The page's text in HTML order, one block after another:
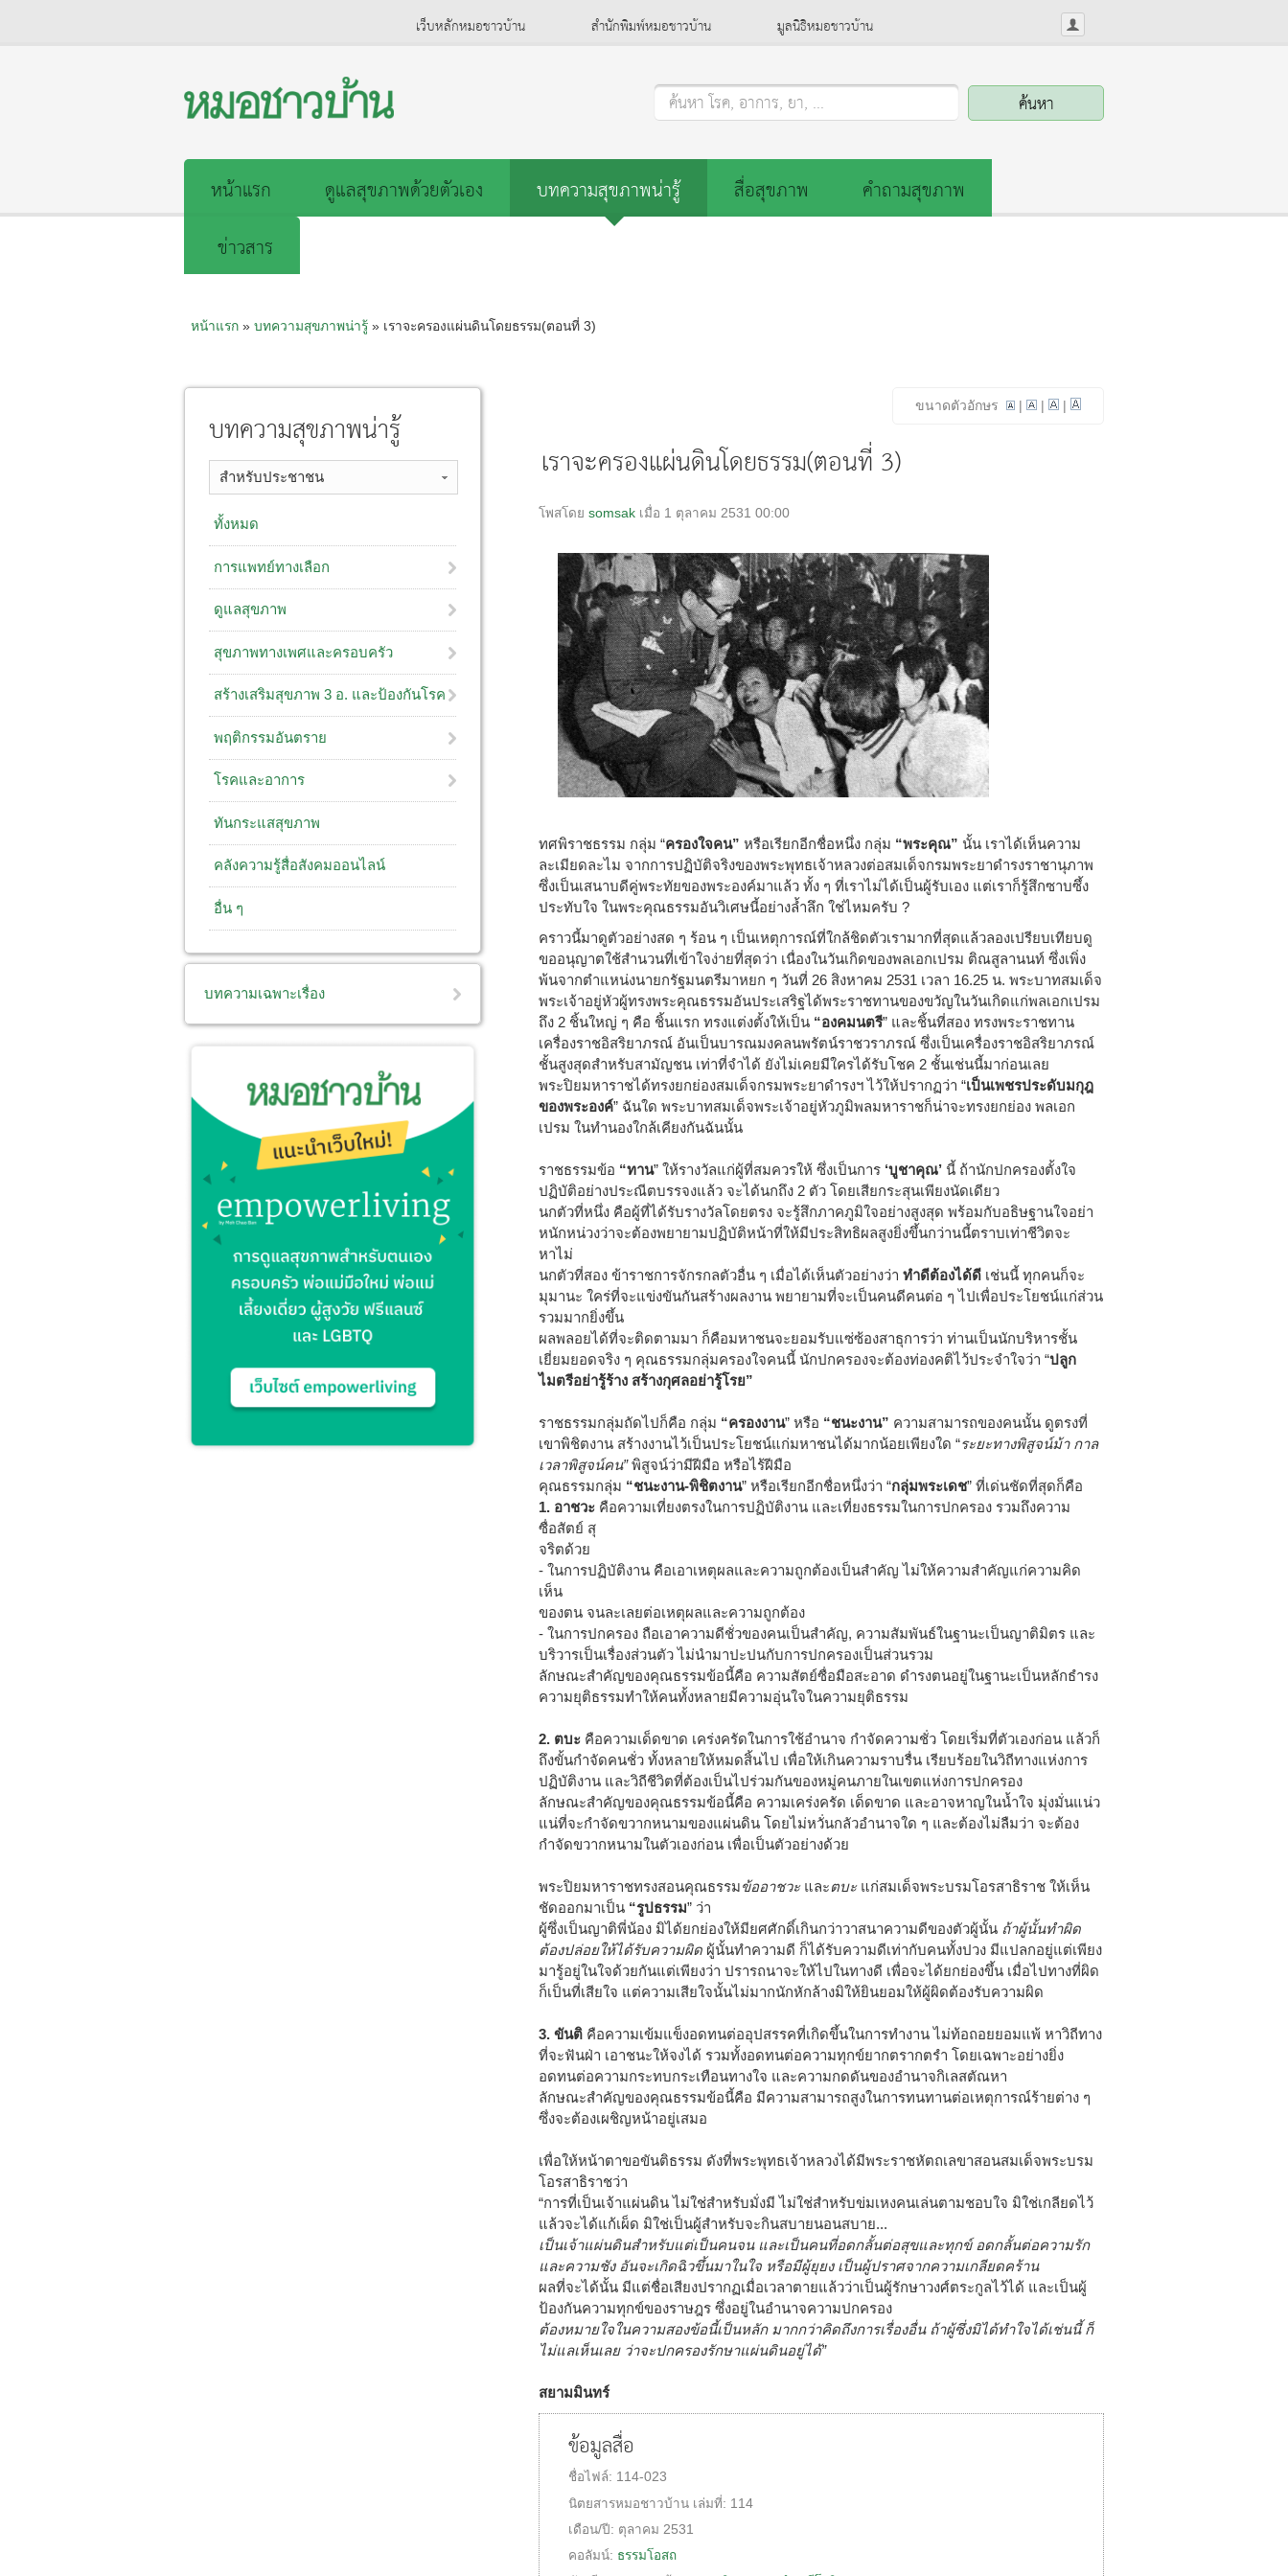
เว็บหลักหมอชาวบ้าน สำนักพิมพ์หมอชาวบ้าน มูลนิธิหมอชาวบ้าน
ค้นหา โรค, อาการ, ยา, ...
หน้าแรก ดูแลสุขภาพด้วยตัวเอง บทความสุขภาพน่ารู้ สื่อสุขภาพ
คำถามสุขภาพ
ข่าวสาร
หน้าแรก» บทความสุขภาพน่ารู้» เราจะครองแผ่นดินโดยธรรม(ตอนที่ 3)
ขนาดตัวอักษร | | |
เราจะครองแผ่นดินโดยธรรม(ตอนที่ 3)
โพสโดย somsak เมื่อ 1 ตุลาคม 2531 00:00
ทศพิราชธรรม กลุ่ม “ครองใจคน” หรือเรียกอีกชื่อหนึ่ง กลุ่ม “พระคุณ” นั้น เราได้เห็นความ
ละเมียดละไม จากการปฏิบัติจริงของพระพุทธเจ้าหลวงต่อสมเด็จกรมพระยาดำรงราชานุภาพ
ซึ่งเป็นเสนาบดีคู่พระทัยของพระองค์มาแล้ว ทั้ง ๆ ที่เราไม่ได้เป็นผู้รับเอง แต่เราก็รู้สึกซาบซึ้ง
ประทับใจ ในพระคุณธรรมอันวิเศษนี้อย่างล้ำลึก ใช่ไหมครับ ?
คราวนี้มาดูตัวอย่างสด ๆ ร้อน ๆ เป็นเหตุการณ์ที่ใกล้ชิดตัวเรามากที่สุดแล้วลองเปรียบเทียบดู
ขออนุญาตใช้สำนวนที่เข้าใจง่ายที่สุดว่า เนื่องในวันเกิดของพลเอกเปรม ติณสูลานนท์ ซึ่งเพิ่ง
พ้นจากตำแหน่งนายกรัฐมนตรีมาหยก ๆ วันที่ 26 สิงหาคม 2531 เวลา 16.25 น. พระบาทสมเด็จ
พระเจ้าอยู่หัวผู้ทรงพระคุณธรรมอันประเสริฐได้พระราชทานของขวัญในวันเกิดแก่พลเอกเปรม
ถึง 2 ชิ้นใหญ่ ๆ คือ ชิ้นแรก ทรงแต่งตั้งให้เป็น “องคมนตรี” และชิ้นที่สอง ทรงพระราชทาน
เครื่องราชอิสริยาภรณ์ อันเป็นบารณมงคลนพรัตน์ราชวราภรณ์ ซึ่งเป็นเครื่องราชอิสริยาภรณ์
ชั้นสูงสุดสำหรับสามัญชน เท่าที่จำได้ ยังไม่เคยมีใครได้รับโชค 2 ชั้นเช่นนี้มาก่อนเลย
พระปิยมหาราชได้ทรงยกย่องสมเด็จกรมพระยาดำรงฯ ไว้ให้ปรากฏว่า “เป็นเพชรประดับมกุฎ
ของพระองค์” ฉันใด พระบาทสมเด็จพระเจ้าอยู่หัวภูมิพลมหาราชก็น่าจะทรงยกย่อง พลเอก
เปรม ในทำนองใกล้เคียงกันฉันนั้น
ราชธรรมข้อ “ทาน” ให้รางวัลแก่ผู้ที่สมควรให้ ซึ่งเป็นการ ‘บูชาคุณ’ นี้ ถ้านักปกครองตั้งใจ
ปฏิบัติอย่างประณีตบรรจงแล้ว จะได้นกถึง 2 ตัว โดยเสียกระสุนเพียงนัดเดียว
นกตัวที่หนึ่ง คือผู้ที่ได้รับรางวัลโดยตรง จะรู้สึกภาคภูมิใจอย่างสูงสุด พร้อมกับอธิษฐานใจอย่า
หนักหน่วงว่าจะต้องพยายามปฏิบัติหน้าที่ให้มีประสิทธิผลสูงยิ่งขึ้นกว่านนี้ตราบเท่าชีวิตจะ
หาไม่
นกตัวที่สอง ข้าราชการจักรกลตัวอื่น ๆ เมื่อได้เห็นตัวอย่างว่า ทำดีต้องได้ดี เช่นนี้ ทุกคนก็จะ
มุมานะ ใคร่ที่จะแข่งขันกันสร้างผลงาน พยายามที่จะเป็นคนดีคนต่อ ๆ ไปเพื่อประโยชน์แก่ส่วน
รวมมากยิ่งขึ้น
ผลพลอยได้ที่จะติดตามมา ก็คือมหาชนจะยอมรับแซ่ซ้องสาธุการว่า ท่านเป็นนักบริหารชั้น
เยี่ยมยอดจริง ๆ คุณธรรมกลุ่มครองใจคนนี้ นักปกครองจะต้องท่องคติไว้ประจำใจว่า “ปลูก
ไมตรีอย่ารู้ร้าง สร้างกุศลอย่ารู้โรย”
ราชธรรมกลุ่มถัดไปก็คือ กลุ่ม “ครองงาน” หรือ “ชนะงาน” ความสามารถของคนนั้น ดูตรงที่
เขาพิชิตงาน สร้างงานไว้เป็นประโยชน์แก่มหาชนได้มากน้อยเพียงใด “ระยะทางพิสูจน์ม้า กาล
เวลาพิสูจน์คน”พิสูจน์ว่ามีฝีมือ หรือไร้ฝีมือ
คุณธรรมกลุ่ม “ชนะงาน-พิชิตงาน” หรือเรียกอีกชื่อหนึ่งว่า “กลุ่มพระเดช” ที่เด่นชัดที่สุดก็คือ
1. อาชวะ คือความเที่ยงตรงในการปฏิบัติงาน และเที่ยงธรรมในการปกครอง รวมถึงความ
ซื่อสัตย์ สุ
จริตด้วย
- ในการปฏิบัติงาน คือเอาเหตุผลและความถูกต้องเป็นสำคัญ ไม่ให้ความสำคัญแก่ความคิด
เห็น
ของตน จนละเลยต่อเหตุผลและความถูกต้อง
- ในการปกครอง ถือเอาความดีชั่วของคนเป็นสำคัญ, ความสัมพันธ์ในฐานะเป็นญาติมิตร และ
บริวารเป็นเรื่องส่วนตัว ไม่นำมาปะปนกับการปกครองเป็นส่วนรวม
ลักษณะสำคัญของคุณธรรมข้อนี้คือ ความสัตย์ซื่อมือสะอาด ดำรงตนอยู่ในฐานะเป็นหลักธำรง
ความยุติธรรมทำให้คนทั้งหลายมีความอุ่นใจในความยุติธรรม
2. ตบะ คือความเด็ดขาด เคร่งครัดในการใช้อำนาจ กำจัดความชั่ว โดยเริ่มที่ตัวเองก่อน แล้วก็
ถึงขั้นกำจัดคนชั่ว ทั้งหลายให้หมดสิ้นไป เพื่อให้เกินความราบรื่น เรียบร้อยในวิถีทางแห่งการ
ปฏิบัติงาน และวิถีชีวิตที่ต้องเป็นไปร่วมกันของหมู่คนภายในเขตแห่งการปกครอง
ลักษณะสำคัญของคุณธรรมข้อนี้คือ ความเคร่งครัด เด็ดขาด และอาจหาญในน้ำใจ มุ่งมั่นแน่ว
แน่ที่จะกำจัดขวากหนามของแผ่นดิน โดยไม่หวั่นกลัวอำนาจใด ๆ และต้องไม่ลืมว่า จะต้อง
กำจัดขวากหนามในตัวเองก่อน เพื่อเป็นตัวอย่างด้วย
พระปิยมหาราชทรงสอนคุณธรรมข้ออาชวะ และตบะแก่สมเด็จพระบรมโอรสาธิราช ให้เห็น
ชัดออกมาเป็น “รูปธรรม” ว่า
ผู้ซึ่งเป็นญาติพี่น้อง มิได้ยกย่องให้มียศศักดิ์เกินกว่าวาสนาความดีของตัวผู้นั้น ถ้าผู้นั้นทำผิด
ต้องปล่อยให้ได้รับความผิด ผู้นั้นทำความดี ก็ได้รับความดีเท่ากับคนทั้งปวง มีแปลกอยู่แต่เพียง
มารู้อยู่ในใจด้วยกันแต่เพียงว่า ปรารถนาจะให้ไปในทางดี เพื่อจะได้ยกย่องขึ้น เมื่อไปทางที่ผิด
ก็เป็นที่เสียใจ แต่ความเสียใจนั้นไม่มากนักหักล้างมิให้ยินยอมให้ผู้ผิดต้องรับความผิด
3. ขันติ คือความเข้มแข็งอดทนต่ออุปสรรคที่เกิดขึ้นในการทำงาน ไม่ท้อถอยยอมแพ้ หาวิถีทาง
ที่จะฟันฝ่า เอาชนะให้จงได้ รวมทั้งอดทนต่อความทุกข์ยากตรากตรำ โดยเฉพาะอย่างยิ่ง
อดทนต่อความกระทบกระเทือนทางใจ และความกดดันของอำนาจกิเลสตัณหา
ลักษณะสำคัญของคุณธรรมข้อนี้คือ มีความสามารถสูงในการทนทานต่อเหตุการณ์ร้ายต่าง ๆ
ซึ่งจะต้องเผชิญหน้าอยู่เสมอ
เพื่อให้หน้าตาขอขันติธรรม ดังที่พระพุทธเจ้าหลวงได้มีพระราชหัตถเลขาสอนสมเด็จพระบรม
โอรสาธิราชว่า
“การที่เป็นเจ้าแผ่นดิน ไม่ใช่สำหรับมั่งมี ไม่ใช่สำหรับข่มเหงคนเล่นตามชอบใจ มิใช่เกลียดไว้
แล้วจะได้แก้เผ็ด มิใช่เป็นผู้สำหรับจะกินสบายนอนสบาย...
เป็นเจ้าแผ่นดินสำหรับแต่เป็นคนจน และเป็นคนที่อดกลั้นต่อสุขและทุกข์ อดกลั้นต่อความรัก
และความชัง อันจะเกิดฉิวขึ้นมาในใจ หรือมีผู้ยุยง เป็นผู้ปราศจากความเกลียดคร้าน
ผลที่จะได้นั้น มีแต่ชื่อเสียงปรากฏเมื่อเวลาตายแล้วว่าเป็นผู้รักษาวงศ์ตระกูลไว้ได้ และเป็นผู้
ป้องกันความทุกข์ของราษฎร ซึ่งอยู่ในอำนาจความปกครอง
ต้องหมายใจในความสองข้อนี้เป็นหลัก มากกว่าคิดถึงการเรื่องอื่น ถ้าผู้ซึ่งมิได้ทำใจได้เช่นนี้ ก็
ไม่แลเห็นเลย ว่าจะปกครองรักษาแผ่นดินอยู่ได้”
สยามมินทร์
ข้อมูลสื่อ
ชื่อไฟล์: 114-023
นิตยสารหมอชาวบ้าน เล่มที่: 114
เดือน/ปี: ตุลาคม 2531
คอลัมน์: ธรรมโอสถ
บทความสุขภาพน่ารู้
สำหรับประชาชน
ทั้งหมด
การแพทย์ทางเลือก
ดูแลสุขภาพ
สุขภาพทางเพศและครอบครัว
สร้างเสริมสุขภาพ 3 อ. ​และป้องกันโรค
พฤติกรรมอันตราย
โรคและอาการ
ทันกระแสสุขภาพ
คลังความรู้สื่อสังคมออนไลน์
อื่น ๆ
บทความเฉพาะเรื่อง